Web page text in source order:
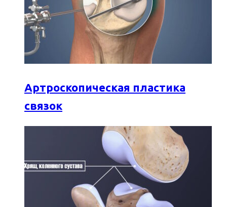
Артроскопическая пластика
связок